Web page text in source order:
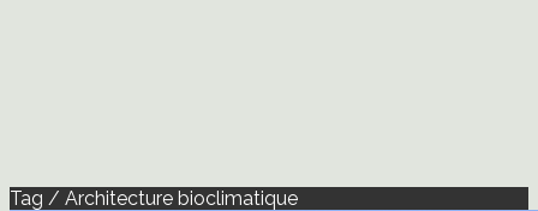
Tag / Architecture bioclimatique